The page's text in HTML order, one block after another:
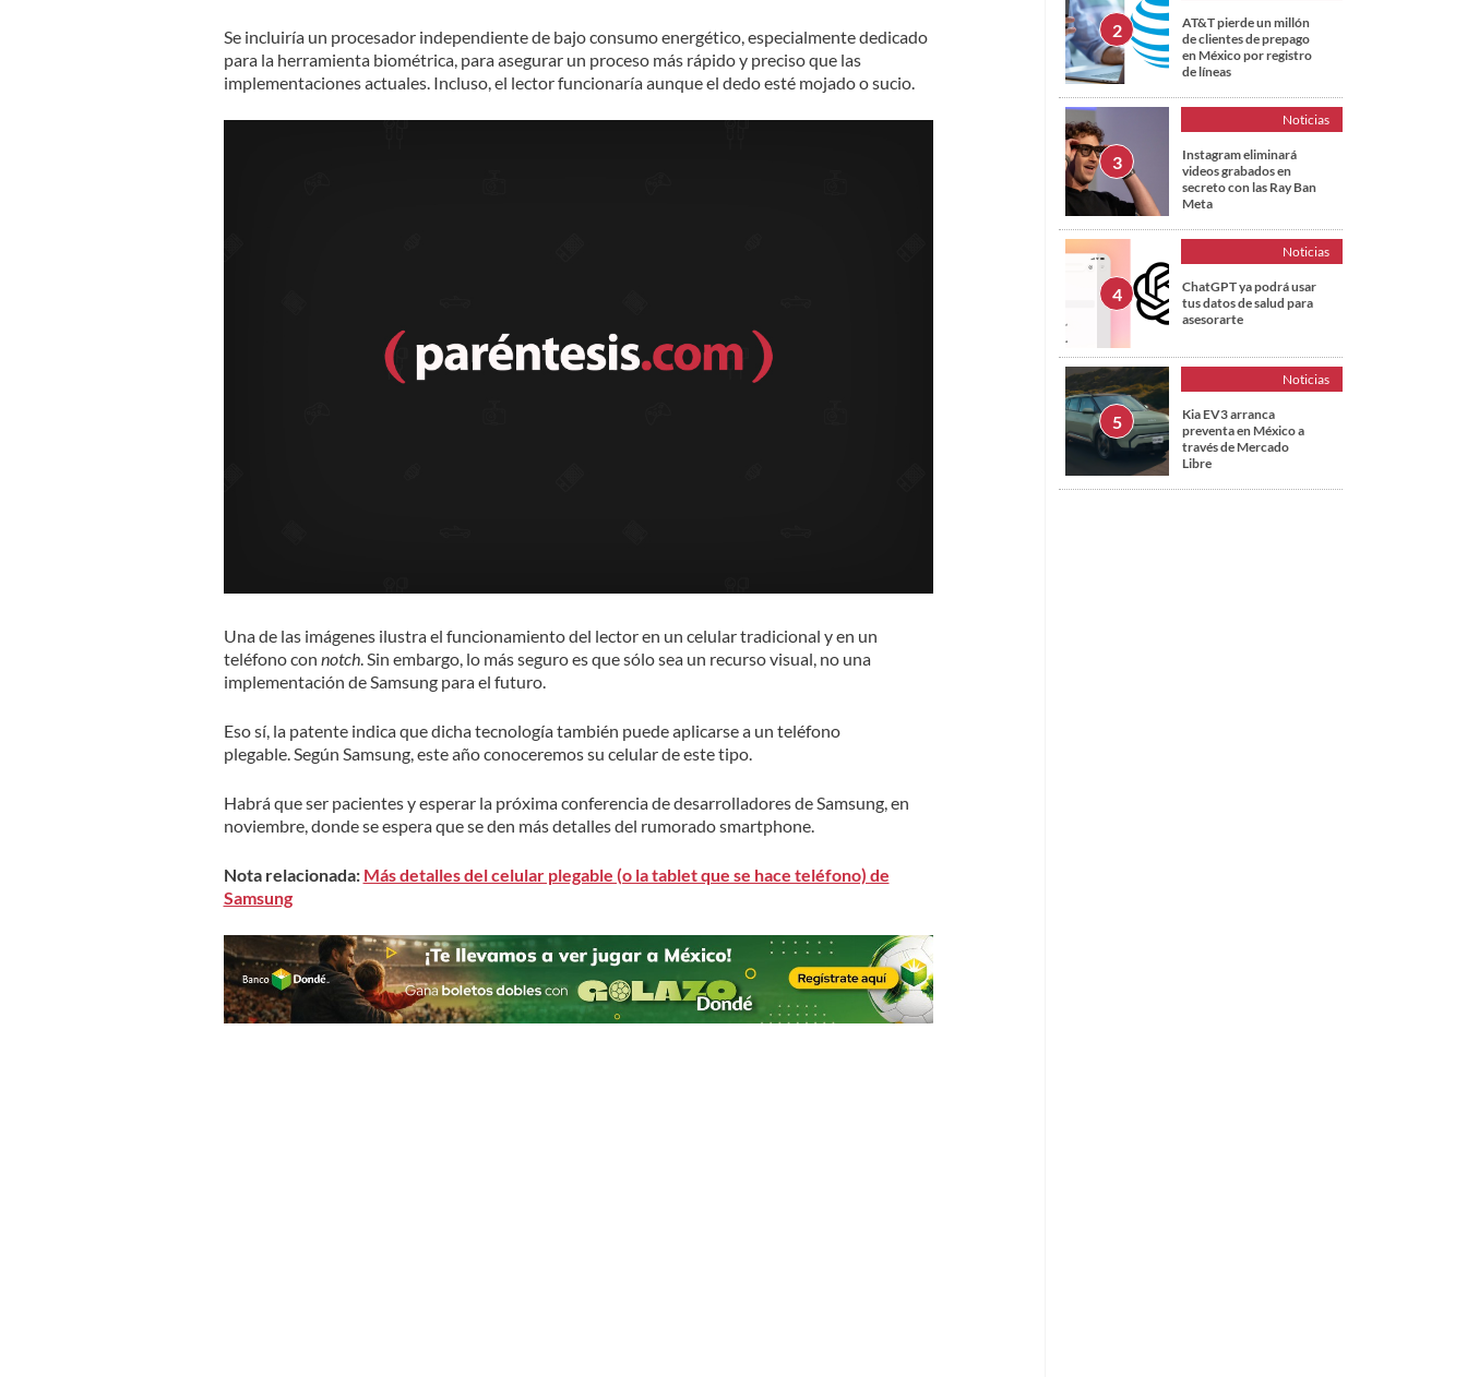
Se incluiría un procesador independiente de bajo consumo energético, especialmente dedicado
para la herramienta biométrica, para asegurar un proceso más rápido y preciso que las
implementaciones actuales. Incluso, el lector funcionaría aunque el dedo esté mojado o sucio.
Una de las imágenes ilustra el funcionamiento del lector en un celular tradicional y en un
teléfono con notch. Sin embargo, lo más seguro es que sólo sea un recurso visual, no una
implementación de Samsung para el futuro.
Eso sí, la patente indica que dicha tecnología también puede aplicarse a un teléfono
plegable. Según Samsung, este año conoceremos su celular de este tipo.
Habrá que ser pacientes y esperar la próxima conferencia de desarrolladores de Samsung, en
noviembre, donde se espera que se den más detalles del rumorado smartphone.
Nota relacionada: Más detalles del celular plegable (o la tablet que se hace teléfono) de
Samsung
AT&T pierde un millón
de clientes de prepago
en México por registro
de líneas
Noticias
Instagram eliminará
videos grabados en
secreto con las Ray Ban
Meta
Noticias
ChatGPT ya podrá usar
tus datos de salud para
asesorarte
Noticias
Kia EV3 arranca
preventa en México a
través de Mercado
Libre